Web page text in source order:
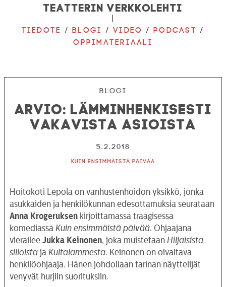
Teatterin verkkolehti
|
Tiedote /Blogi /Video /Podcast /
Oppimateriaali
Blogi
ARVIO: Lämminhenkisesti
vakavista asioista
5.2.2018
Kuin ensimmäistä päivää
Hoitokoti Lepola on vanhustenhoidon yksikkö, jonka
asukkaiden ja henkilökunnan edesottamuksia seurataan
Anna Krogeruksen kirjoittamassa traagisessa
komediassa Kuin ensimmäistä päivää. Ohjaajana
vierailee Jukka Keinonen, joka muistetaan Hiljaisista
silloista ja Kultalammesta. Keinonen on oivaltava
henkilöohjaaja. Hänen johdollaan tarinan näyttelijät
venyvät hurjiin suorituksiin.